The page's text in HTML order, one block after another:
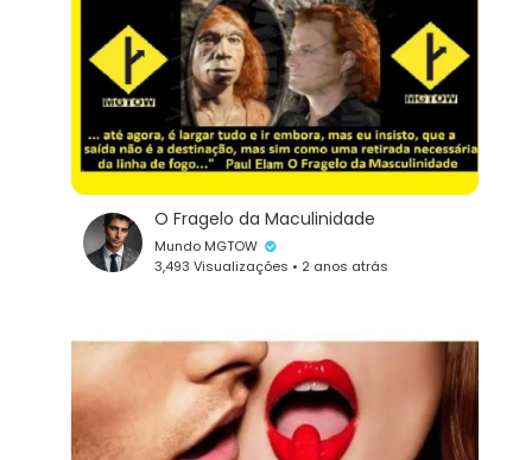
O Fragelo da Maculinidade
Mundo MGTOW
3,493 Visualizações • 2 anos atrás